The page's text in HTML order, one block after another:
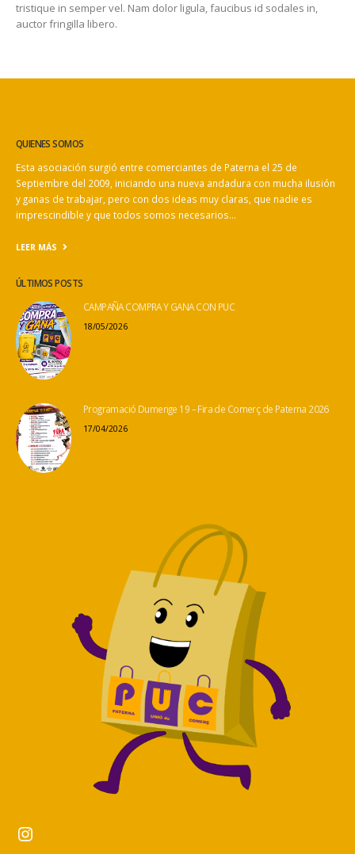
tristique in semper vel. Nam dolor ligula, faucibus id sodales in,
auctor fringilla libero.
QUIENES SOMOS
Esta asociación surgió entre comerciantes de Paterna el 25 de
Septiembre del 2009, iniciando una nueva andadura con mucha ilusión
y ganas de trabajar, pero con dos ideas muy claras, que nadie es
imprescindible y que todos somos necesarios…
LEER MÁS
ÚLTIMOS POSTS
CAMPAÑA COMPRA Y GANA CON PUC
18/05/2026
Programació Dumenge 19 – Fira de Comerç de Paterna 2026
17/04/2026
Instagram